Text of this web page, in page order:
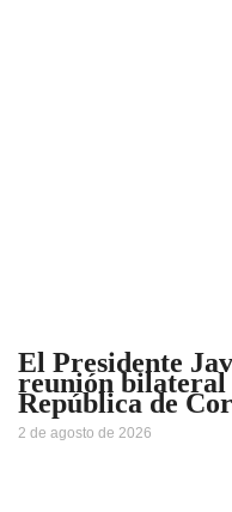
El Presidente
reunión bilateral
República de
2 de agosto de 2026